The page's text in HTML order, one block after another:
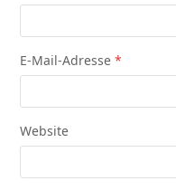
E-Mail-Adresse*
Website